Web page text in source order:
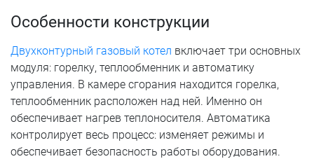
Особенности конструкции
Двухконтурный газовый котел включает три основных
модуля: горелку, теплообменник и автоматику
управления. В камере сгорания находится горелка,
теплообменник расположен над ней. Именно он
обеспечивает нагрев теплоносителя. Автоматика
контролирует весь процесс: изменяет режимы и
обеспечивает безопасность работы оборудования.